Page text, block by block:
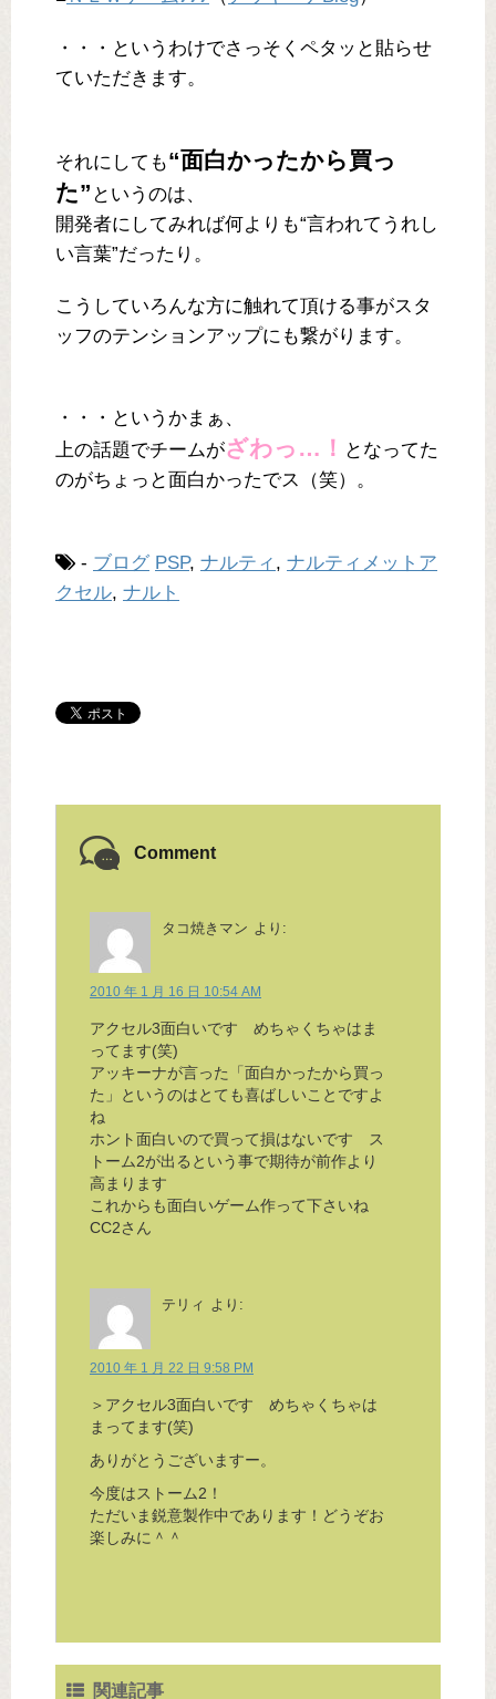
・・・というわけでさっそくペタッと貼らせ
ていただきます。
それにしても“面白かったから買っ
た” というのは、
開発者にしてみれば何よりも“言われてうれし
い言葉”だったり。
こうしていろんな方に触れて頂ける事がスタ
ッフのテンションアップにも繋がります。
・・・というかまぁ、
上の話題でチームがざわっ…！ となってた
のがちょっと面白かったでス（笑）。
- ブログ PSP, ナルティ , ナルティメットア
クセル, ナルト
Comment
タコ焼きマン より:
2010 年 1 月 16 日 10:54 AM
アクセル3面白いです めちゃくちゃはま
ってます(笑)
アッキーナが言った「面白かったから買っ
た」というのはとても喜ばしいことですよ
ね
ホント面白いので買って損はないです ス
トーム2が出るという事で期待が前作より
高まります
これからも面白いゲーム作って下さいね
CC2さん
テリィ より:
2010 年 1 月 22 日 9:58 PM
＞アクセル3面白いです めちゃくちゃは
まってます(笑)
ありがとうございますー。
今度はストーム2！
ただいま鋭意製作中であります！どうぞお
楽しみに＾＾
関連記事